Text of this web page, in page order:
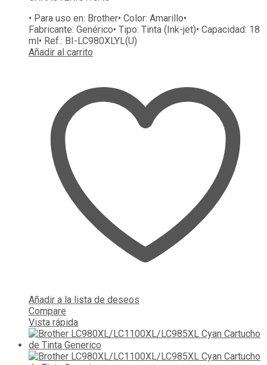
• Para uso en: Brother• Color: Amarillo•
Fabricante: Genérico• Tipo: Tinta (Ink-jet)• Capacidad: 18
ml• Ref.: BI-LC980XLYL(U)
Añadir al carrito
Añadir a la lista de deseos
Compare
Vista rápida